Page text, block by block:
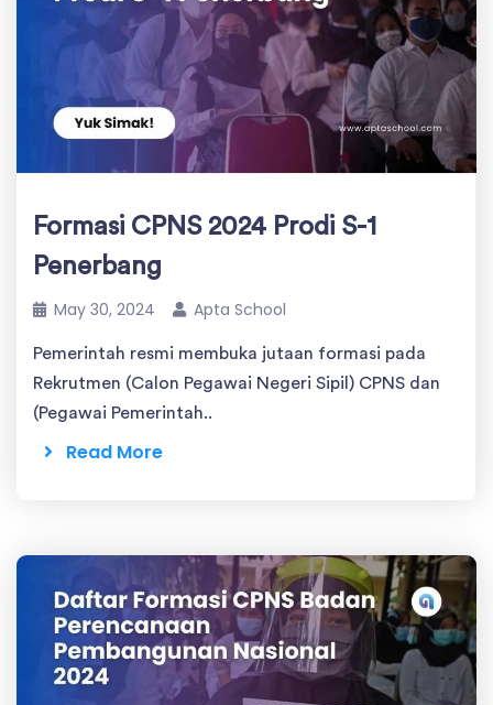
Formasi CPNS 2024 Prodi S-1
Penerbang
May 30, 2024 Apta School
Pemerintah resmi membuka jutaan formasi pada
Rekrutmen (Calon Pegawai Negeri Sipil) CPNS dan
(Pegawai Pemerintah..
Read More